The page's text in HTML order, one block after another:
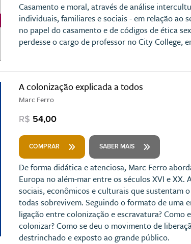
Casamento e moral, através de análise
individuais, familiares e sociais - em relação ao
no papel do casamento e de códigos de ética
perdesse o cargo de professor no City College,
A colonização explicada a todos
Marc Ferro
R$ 54,00
COMPRAR SABER MAIS
De forma didática e atenciosa, Marc Ferro
Europa no além-mar entre os séculos XVI e
sociais, econômicos e culturais que sustentam
todas sobrevivem. Seguindo o formato de uma
ligação entre colonização e escravatura?
colonizar? Como se deu o movimento de
destrinchado e exposto ao grande público.